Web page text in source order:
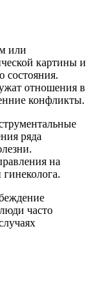
или
картины и
состояния.
отношения в
конфликты.
ряда
на
часто